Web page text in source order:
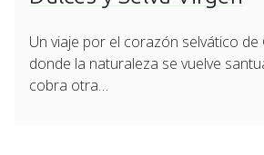
Un viaje por el corazón selvático de
donde la naturaleza se vuelve
cobra otra…